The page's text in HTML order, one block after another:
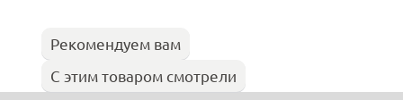
Рекомендуем вам
С этим товаром смотрели